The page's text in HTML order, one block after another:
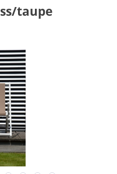
taupe